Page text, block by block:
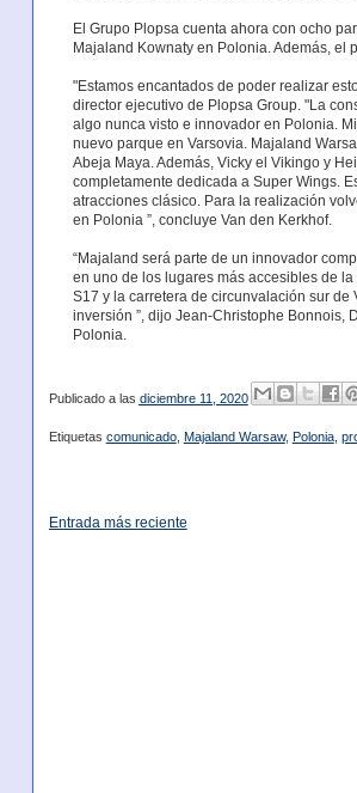
El Grupo Plopsa cuenta ahora con ocho
Majaland Kownaty en Polonia. Además, el
"Estamos encantados de poder realizar
director ejecutivo de Plopsa Group. "La
algo nunca visto e innovador en Polonia.
nuevo parque en Varsovia. Majaland
Abeja Maya. Además, Vicky el Vikingo y
completamente dedicada a Super Wings.
atracciones clásico. Para la realización
en Polonia ”, concluye Van den Kerkhof.
“Majaland será parte de un innovador
en uno de los lugares más accesibles de
S17 y la carretera de circunvalación sur
inversión ”, dijo Jean-Christophe Bonnois,
Polonia.
Publicado a las diciembre 11, 2020
Etiquetas comunicado, Majaland Warsaw, Polonia,
Entrada más reciente